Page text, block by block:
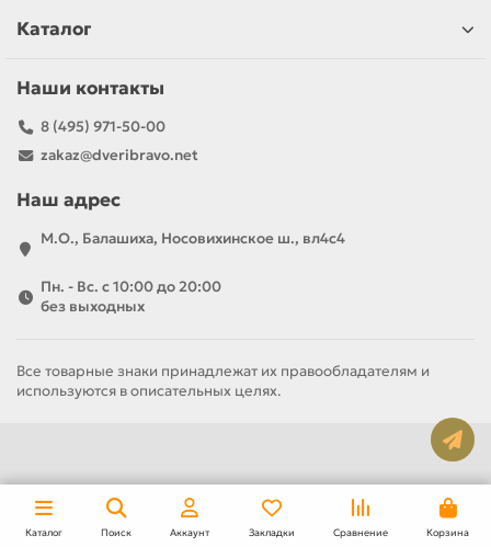
Каталог
Наши контакты
8 (495) 971-50-00
zakaz@dveribravo.net
Наш адрес
М.О., Балашиха, Носовихинское ш., вл4с4
Пн. - Вс. с 10:00 до 20:00
без выходных
Все товарные знаки принадлежат их правообладателям и
используются в описательных целях.
Каталог Поиск Аккаунт Закладки Сравнение Корзина